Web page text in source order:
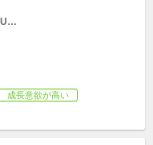
成長意欲が高い